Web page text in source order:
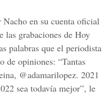
Nacho en su cuenta oficial
las grabaciones de Hoy
palabras que el periodista
de opiniones: “Tantas
@adamarilopez. 2021
sea todavía mejor”, le